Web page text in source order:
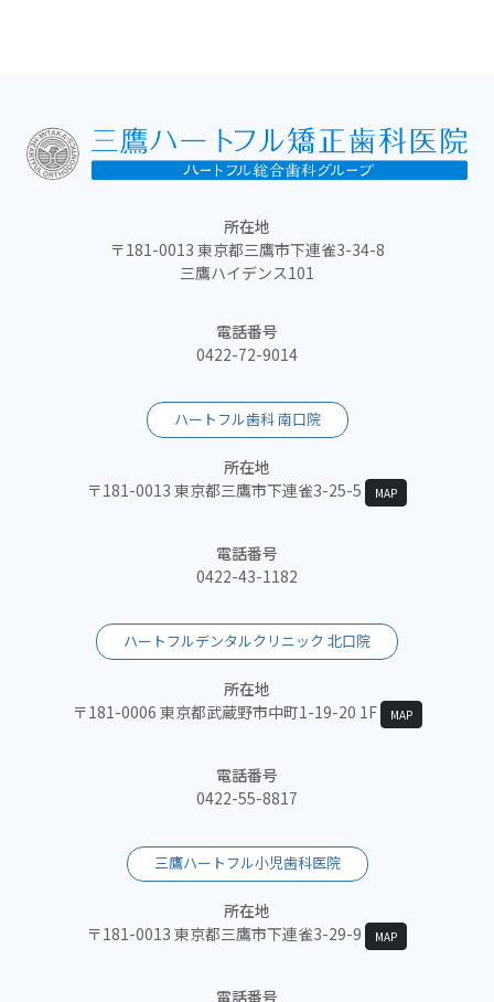
所在地
〒181-0013 東京都三鷹市下連雀3-34-8
三鷹ハイデンス101
電話番号
0422-72-9014
ハートフル歯科 南口院
所在地
〒181-0013 東京都三鷹市下連雀3-25-5
MAP
電話番号
0422-43-1182
ハートフルデンタルクリニック 北口院
所在地
〒181-0006 東京都武蔵野市中町1-19-20 1F
MAP
電話番号
0422-55-8817
三鷹ハートフル小児歯科医院
所在地
〒181-0013 東京都三鷹市下連雀3-29-9
MAP
電話番号